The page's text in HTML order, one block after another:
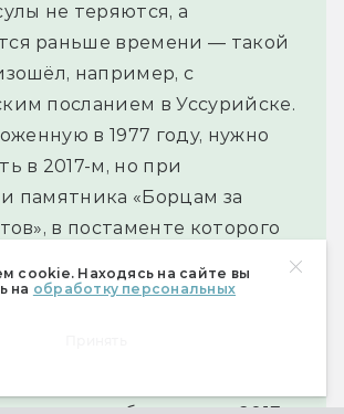
cookie. Находясь на сайте вы
на обработку персональных
не теряются, а
раньше времени — такой
например, с
посланием в Уссурийске.
в 1977 году, нужно
в 2017-м, но при
памятника «Борцам за
в постаменте которого
обнаружилось, что капсула
Текст был